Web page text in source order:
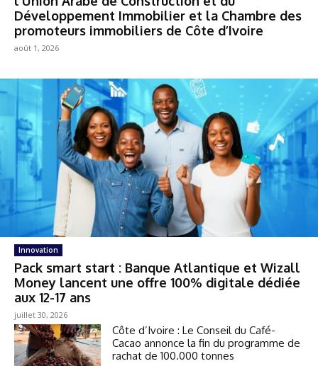
Développement Immobilier et la Chambre des
promoteurs immobiliers de Côte d’Ivoire
août 1, 2026
Innovation
Pack smart start : Banque Atlantique et Wizall
Money lancent une offre 100% digitale dédiée
aux 12-17 ans
juillet 30, 2026
Côte d’Ivoire : Le Conseil du Café-
Cacao annonce la fin du programme de
rachat de 100.000 tonnes